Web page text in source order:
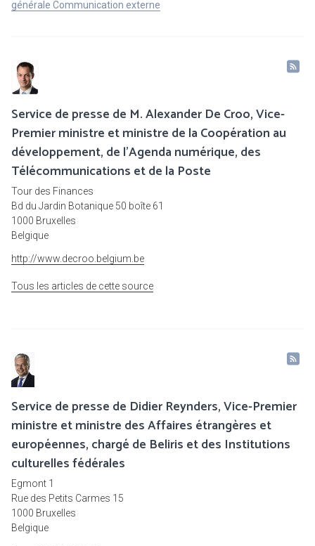
générale Communication externe
Service de presse de M. Alexander De Croo, Vice-
Premier ministre et ministre de la Coopération au
développement, de l'Agenda numérique, des
Télécommunications et de la Poste
Tour des Finances
Bd du Jardin Botanique 50 boîte 61
1000 Bruxelles
Belgique
http://www.decroo.belgium.be
Tous les articles de cette source
Service de presse de Didier Reynders, Vice-Premier
ministre et ministre des Affaires étrangères et
européennes, chargé de Beliris et des Institutions
culturelles fédérales
Egmont 1
Rue des Petits Carmes 15
1000 Bruxelles
Belgique